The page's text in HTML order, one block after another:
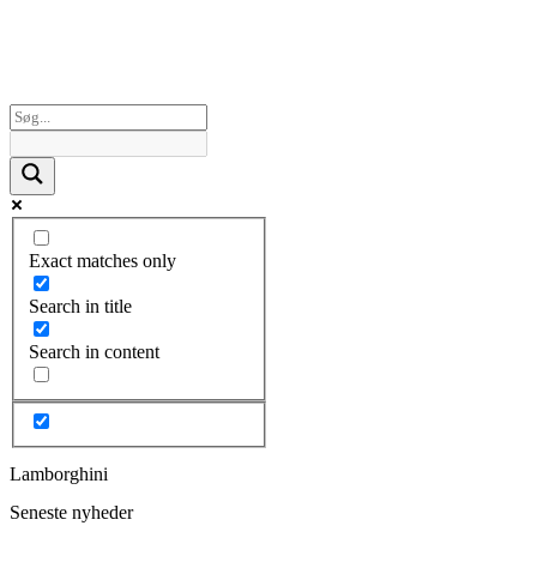
Exact matches only
Search in title
Search in content
Lamborghini
Seneste nyheder